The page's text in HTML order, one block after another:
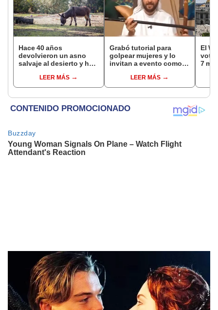
Hace 40 años
devolvieron un asno
salvaje al desierto y hoy
reforestar el ecosistema
de forma natural
LEER MÁS
Grabó tutorial para
golpear mujeres y lo
invitan a evento como
[VIDEO]LEER MÁS
El
7